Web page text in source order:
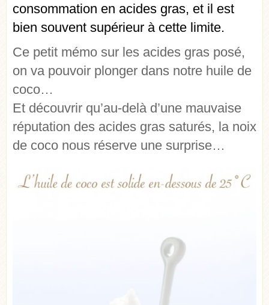
consommation en acides gras, et il est
bien souvent supérieur à cette limite.
Ce petit mémo sur les acides gras posé,
on va pouvoir plonger dans notre huile de
coco…
Et découvrir qu’au-delà d’une mauvaise
réputation des acides gras saturés, la noix
de coco nous réserve une surprise…